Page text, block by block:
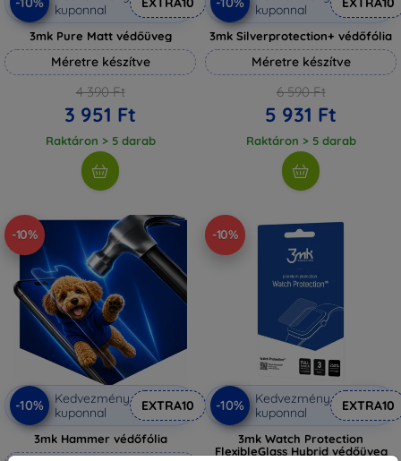
kuponnal
3mk Pure Matt védőüveg
Méretre készítve
4 390 Ft
3 951 Ft
Raktáron > 5 darab
kuponnal
3mk Silverprotection+ védőfólia
Méretre készítve
6 590 Ft
5 931 Ft
Raktáron > 5 darab
-10%
-10%
Kedvezmény
kuponnal
EXTRA10
3mk Hammer védőfólia
-10%
-10%
Kedvezmény
kuponnal
EXTRA10
3mk Watch Protection
FlexibleGlass Hybrid védőüveg